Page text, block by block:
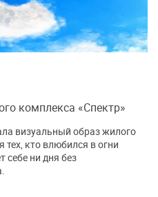
комплекса «Спектр»
визуальный образ жилого
кто влюбился в огни
себе ни дня без